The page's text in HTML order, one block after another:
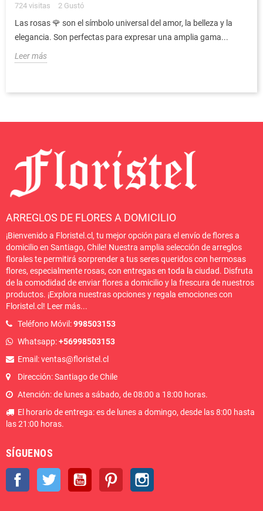
724 visitas 2 Gustó
Las rosas 🌹 son el símbolo universal del amor, la belleza y la
elegancia. Son perfectas para expresar una amplia gama...
Leer más
ARREGLOS DE FLORES A DOMICILIO
¡Bienvenido a Floristel.cl, tu mejor opción para el envío de flores a
domicilio en Santiago, Chile! Nuestra amplia selección de arreglos
florales te permitirá sorprender a tus seres queridos con hermosas
flores, especialmente rosas, con entregas en toda la ciudad. Disfruta
de la comodidad de enviar flores a domicilio y la frescura de nuestros
productos. ¡Explora nuestras opciones y regala emociones con
Floristel.cl! Leer más...
Teléfono Móvil:998503153
Whatsapp:+56998503153
Email: ventas@floristel.cl
Dirección: Santiago de Chile
Atención: de lunes a sábado, de 08:00 a 18:00 horas.
El horario de entrega: es de lunes a domingo, desde las 8:00 hasta
las 21:00 horas.
SÍGUENOS
Facebook Twitter YouTube Pinterest